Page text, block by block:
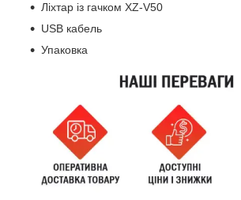
Ліхтар із гачком XZ-V50
USB кабель
Упаковка